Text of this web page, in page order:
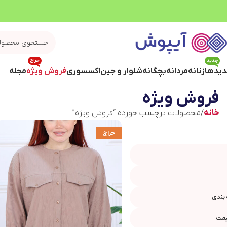
جدید
زنانهمردانهبچگانهشلوار و جیناکسسوریفروش ویژه
حراج
مجله
فروش ویژه
خانه محصولات برچسب خورده “فروش ویژه”
حراج